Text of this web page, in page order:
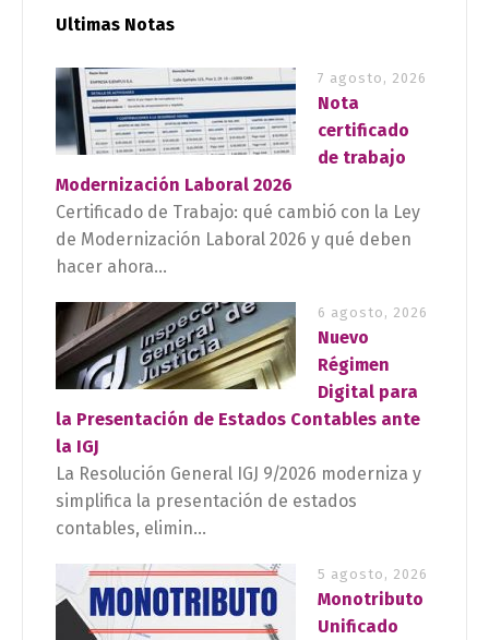
Ultimas Notas
7 agosto, 2026
Nota
certificado
de trabajo
Modernización Laboral 2026
Certificado de Trabajo: qué cambió con la Ley
de Modernización Laboral 2026 y qué deben
hacer ahora...
6 agosto, 2026
Nuevo
Régimen
Digital para
la Presentación de Estados Contables ante
la IGJ
La Resolución General IGJ 9/2026 moderniza y
simplifica la presentación de estados
contables, elimin...
5 agosto, 2026
Monotributo
Unificado